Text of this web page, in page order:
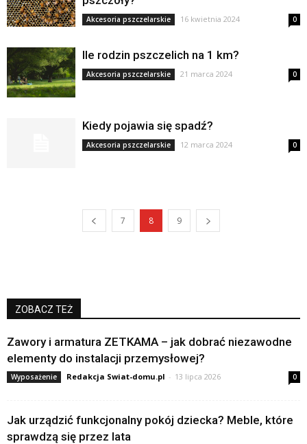
Akcesoria pszczelarskie 16 kwietnia 2024 0
Ile rodzin pszczelich na 1 km?
Akcesoria pszczelarskie 21 marca 2024 0
Kiedy pojawia się spadź?
Akcesoria pszczelarskie 12 marca 2024 0
7 8 9
ZOBACZ TEŻ
Zawory i armatura ZETKAMA – jak dobrać niezawodne
elementy do instalacji przemysłowej?
Wyposażenie Redakcja Swiat-domu.pl - 13 lipca 2026 0
Jak urządzić funkcjonalny pokój dziecka? Meble, które
sprawdzą się przez lata